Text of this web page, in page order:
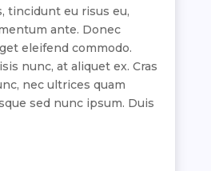
tincidunt eu risus eu,
ante. Donec
eleifend commodo.
nunc, at aliquet ex. Cras
nec ultrices quam
sed nunc ipsum. Duis